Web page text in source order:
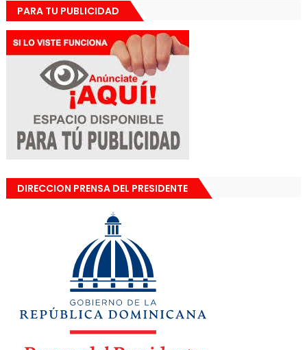
PARA TU PUBLICIDAD
DIRECCION PRENSA DEL PRESIDENTE